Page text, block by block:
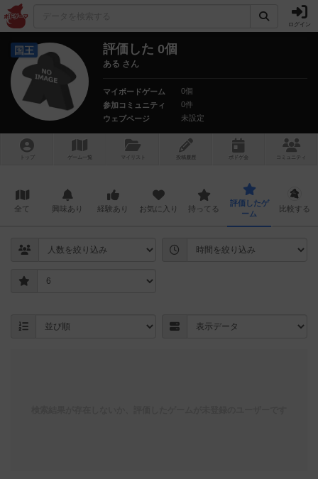
ログイン
国王 評価した 0個
ある さん
マイボードゲーム
0個
参加コミュニティ
0件
ウェブページ
未設定
トップ ゲーム一覧 マイリスト 投稿履歴 ボ ドゲ コミュニティ
全て 興味あり 経験あり お気に入り 持ってる
評価したゲ
ーム
比較する